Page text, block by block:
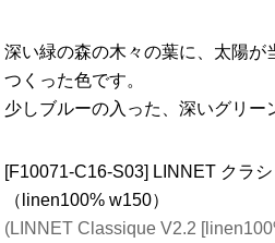
深い緑の森の木々の葉に、太陽が
つくった色です。
少しブルーの入った、深いグリー
[F10071-C16-S03] LINNET クラ
（linen100% w150）
(LINNET Classique V2.2